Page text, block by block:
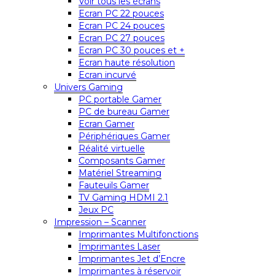
Ecran PC 22 pouces
Ecran PC 24 pouces
Ecran PC 27 pouces
Ecran PC 30 pouces et +
Ecran haute résolution
Ecran incurvé
Univers Gaming
PC portable Gamer
PC de bureau Gamer
Ecran Gamer
Périphériques Gamer
Réalité virtuelle
Composants Gamer
Matériel Streaming
Fauteuils Gamer
TV Gaming HDMI 2.1
Jeux PC
Impression – Scanner
Imprimantes Multifonctions
Imprimantes Laser
Imprimantes Jet d’Encre
Imprimantes à réservoir